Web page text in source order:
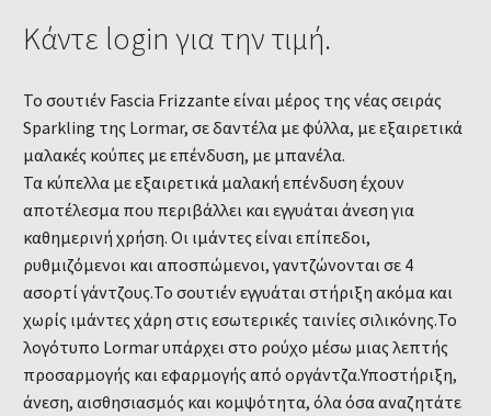
Κάντε login για την τιμή.
Το σουτιέν Fascia Frizzante είναι μέρος της νέας σειράς
Sparkling της Lormar, σε δαντέλα με φύλλα, με εξαιρετικά
μαλακές κούπες με επένδυση, με μπανέλα.
Τα κύπελλα με εξαιρετικά μαλακή επένδυση έχουν
αποτέλεσμα που περιβάλλει και εγγυάται άνεση για
καθημερινή χρήση. Οι ιμάντες είναι επίπεδοι,
ρυθμιζόμενοι και αποσπώμενοι, γαντζώνονται σε 4
ασορτί γάντζους.Το σουτιέν εγγυάται στήριξη ακόμα και
χωρίς ιμάντες χάρη στις εσωτερικές ταινίες σιλικόνης.Το
λογότυπο Lormar υπάρχει στο ρούχο μέσω μιας λεπτής
προσαρμογής και εφαρμογής από οργάντζα.Υποστήριξη,
άνεση, αισθησιασμός και κομψότητα, όλα όσα αναζητάτε